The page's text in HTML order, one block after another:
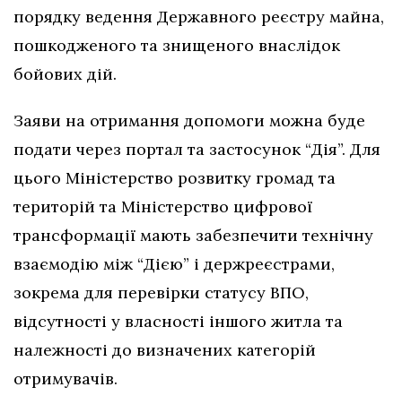
порядку ведення Державного реєстру майна,
пошкодженого та знищеного внаслідок
бойових дій.
Заяви на отримання допомоги можна буде
подати через портал та застосунок “Дія”. Для
цього Міністерство розвитку громад та
територій та Міністерство цифрової
трансформації мають забезпечити технічну
взаємодію між “Дією” і держреєстрами,
зокрема для перевірки статусу ВПО,
відсутності у власності іншого житла та
належності до визначених категорій
отримувачів.